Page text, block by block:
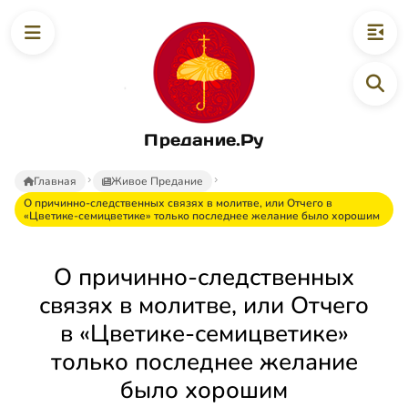
Предание.Ру
Главная
Живое Предание
О причинно-следственных связях в молитве, или Отчего в
«Цветике-семицветике» только последнее желание было хорошим
О причинно-следственных
связях в молитве, или Отчего
в «Цветике-семицветике»
только последнее желание
было хорошим